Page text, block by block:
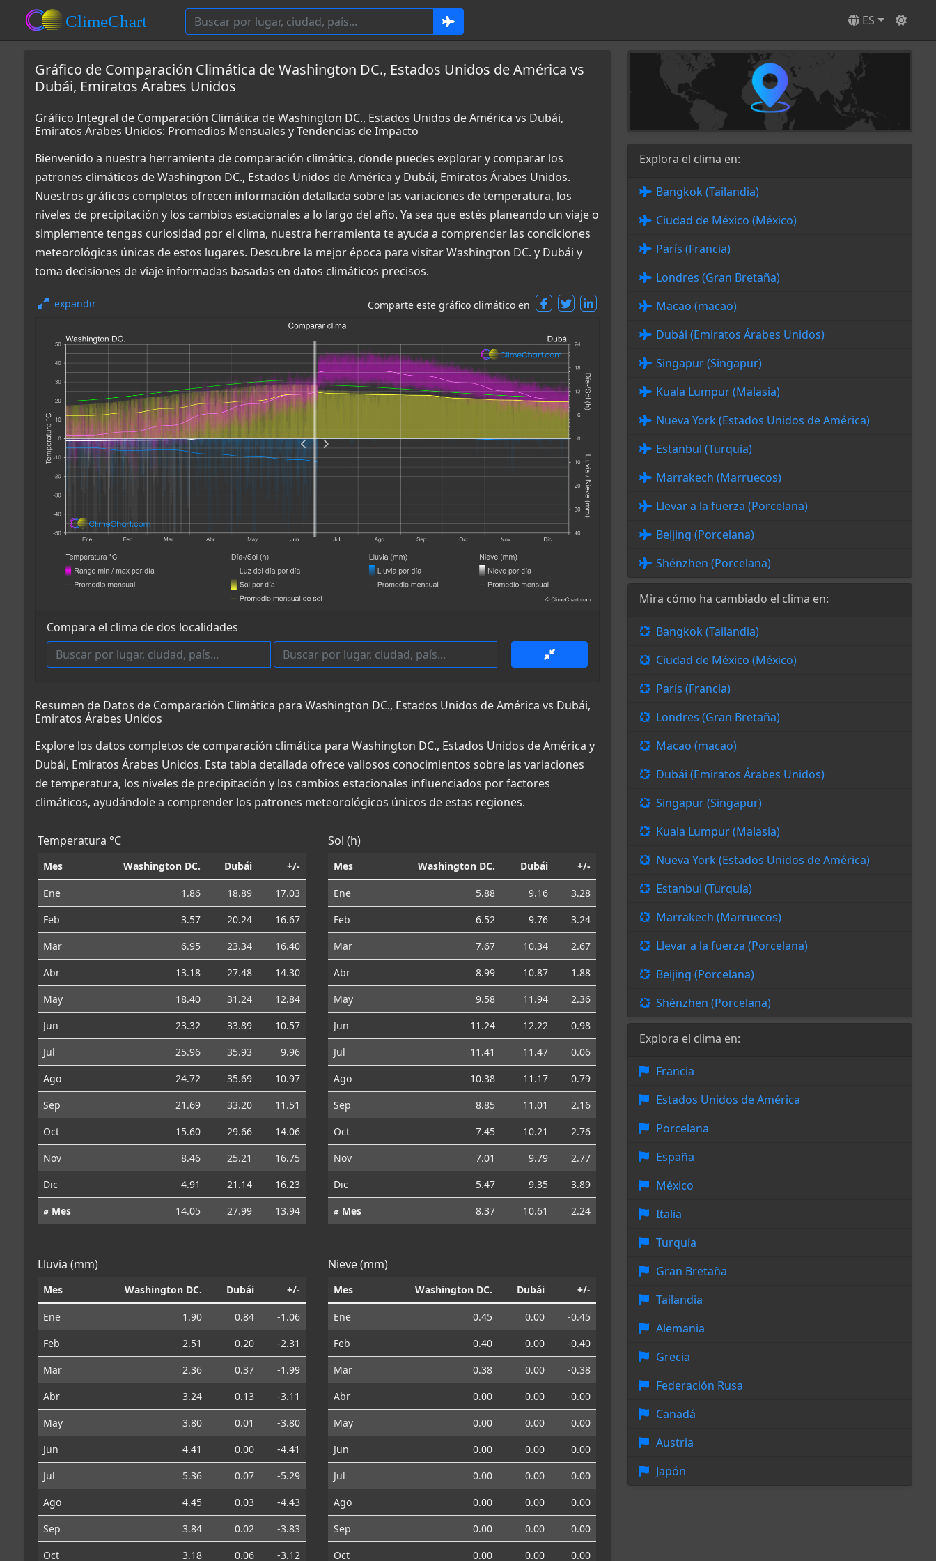
ES
Gráfico de Comparación Climática de Washington DC., Estados Unidos de América vs
Dubái, Emiratos Árabes Unidos
Gráfico Integral de Comparación Climática de Washington DC., Estados Unidos de América vs Dubái,
Emiratos Árabes Unidos: Promedios Mensuales y Tendencias de Impacto
Bienvenido a nuestra herramienta de comparación climática, donde puedes explorar y comparar los
patrones climáticos de Washington DC., Estados Unidos de América y Dubái, Emiratos Árabes Unidos.
Nuestros gráficos completos ofrecen información detallada sobre las variaciones de temperatura, los
niveles de precipitación y los cambios estacionales a lo largo del año. Ya sea que estés planeando un viaje o
simplemente tengas curiosidad por el clima, nuestra herramienta te ayuda a comprender las condiciones
meteorológicas únicas de estos lugares. Descubre la mejor época para visitar Washington DC. y Dubái y
toma decisiones de viaje informadas basadas en datos climáticos precisos.
expandir Comparte este gráfico climático en
Compara el clima de dos localidades
Resumen de Datos de Comparación Climática para Washington DC., Estados Unidos de América vs Dubái,
Emiratos Árabes Unidos
Explore los datos completos de comparación climática para Washington DC., Estados Unidos de América y
Dubái, Emiratos Árabes Unidos. Esta tabla detallada ofrece valiosos conocimientos sobre las variaciones
de temperatura, los niveles de precipitación y los cambios estacionales influenciados por factores
climáticos, ayudándole a comprender los patrones meteorológicos únicos de estas regiones.
Temperatura °C
Mes Washington DC. Dubái +/-
Ene 1.86 18.89
17.03
Feb
3.57 20.24
16.67
Mar
6.95 23.34
16.40
Abr
13.18 27.48
14.30
May
18.40 31.24
12.84
Jun
23.32 33.89
10.57
Jul
25.96 35.93
9.96
Ago
24.72 35.69
10.97
Sep
21.69 33.20
11.51
Oct
15.60 29.66
14.06
Nov
8.46 25.21
16.75
Dic
4.91 21.14
16.23
⌀ Mes
14.05 27.99 13.94
Sol (h)
Mes Washington DC. Dubái +/-
Ene 5.88 9.16
3.28
Feb
6.52 9.76
3.24
Mar
7.67 10.34
2.67
Abr
8.99 10.87
1.88
May
9.58 11.94
2.36
Jun
11.24 12.22
0.98
Jul
11.41 11.47
0.06
Ago
10.38 11.17
0.79
Sep
8.85 11.01
2.16
Oct
7.45 10.21
2.76
Nov
7.01 9.79
2.77
Dic
5.47 9.35
3.89
⌀ Mes
8.37 10.61 2.24
Lluvia (mm)
Mes Washington DC. Dubái +/-
Ene 1.90 0.84
-1.06
Feb
2.51 0.20
-2.31
Mar
2.36 0.37
-1.99
Abr
3.24 0.13
-3.11
May
3.80 0.01
-3.80
Jun
4.41 0.00
-4.41
Jul
5.36 0.07
-5.29
Ago
4.45 0.03
-4.43
Sep
3.84 0.02
-3.83
Oct
3.18 0.06 -3.12
Nieve (mm)
Mes Washington DC. Dubái +/-
Ene 0.45 0.00
-0.45
Feb
0.40 0.00
-0.40
Mar
0.38 0.00
-0.38
Abr
0.00 0.00
-0.00
May
0.00 0.00
0.00
Jun
0.00 0.00
0.00
Jul
0.00 0.00
0.00
Ago
0.00 0.00
0.00
Sep
0.00 0.00
0.00
Oct
0.00 0.00 0.00
Explora el clima en:
Bangkok (Tailandia)
Ciudad de México (México)
París (Francia)
Londres (Gran Bretaña)
Macao (macao)
Dubái (Emiratos Árabes Unidos)
Singapur (Singapur)
Kuala Lumpur (Malasia)
Nueva York (Estados Unidos de América)
Estanbul (Turquía)
Marrakech (Marruecos)
Llevar a la fuerza (Porcelana)
Beijing (Porcelana)
Shénzhen (Porcelana)
Mira cómo ha cambiado el clima en:
Bangkok (Tailandia)
Ciudad de México (México)
París (Francia)
Londres (Gran Bretaña)
Macao (macao)
Dubái (Emiratos Árabes Unidos)
Singapur (Singapur)
Kuala Lumpur (Malasia)
Nueva York (Estados Unidos de América)
Estanbul (Turquía)
Marrakech (Marruecos)
Llevar a la fuerza (Porcelana)
Beijing (Porcelana)
Shénzhen (Porcelana)
Explora el clima en:
Francia
Estados Unidos de América
Porcelana
España
México
Italia
Turquía
Gran Bretaña
Tailandia
Alemania
Grecia
Federación Rusa
Canadá
Austria
Japón